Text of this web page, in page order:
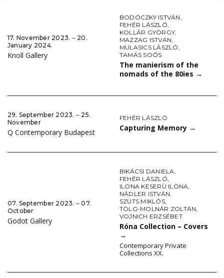
17. November 2023. ‒ 20.
January 2024.
Knoll Gallery
BODÓCZKY ISTVÁN,
FEHÉR LÁSZLÓ,
KOLLÁR GYÖRGY,
MAZZAG ISTVÁN,
MULASICS LÁSZLÓ,
TAMÁS SOÓS
The manierism of the
nomads of the 80ies →
29. September 2023. ‒ 25.
November
Q Contemporary Budapest
FEHÉR LÁSZLÓ
Capturing Memory →
07. September 2023. ‒ 07.
October
Godot Gallery
BIKÁCSI DANIELA,
FEHÉR LÁSZLÓ,
ILONA KESERÜ ILONA,
NÁDLER ISTVÁN,
SZÜTS MIKLÓS,
TÖLG-MOLNÁR ZOLTÁN,
VOJNICH ERZSÉBET
Róna Collection – Covers
→
Contemporary Private
Collections XX.